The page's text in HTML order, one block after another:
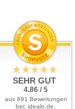
SEHR GUT
4.86 / 5
aus 891 Bewertungen
bei: idealo.de,